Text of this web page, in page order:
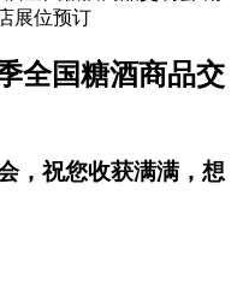
全国糖酒商品交
，祝您收获满满，想